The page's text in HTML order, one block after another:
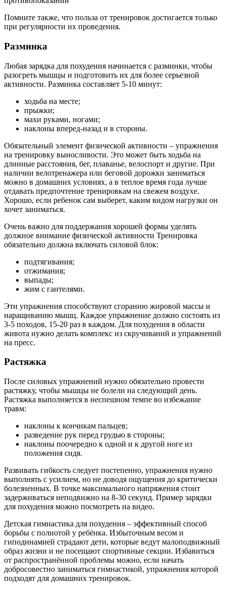
Помните также, что польза от тренировок достигается только
при регулярности их проведения.
Разминка
Любая зарядка для похудения начинается с разминки, чтобы
разогреть мышцы и подготовить их для более серьезной
активности. Разминка составляет 5-10 минут:
ходьба на месте;
прыжки;
махи руками, ногами;
наклоны вперед-назад и в стороны.
Обязательный элемент физической активности – упражнения
на тренировку выносливости. Это может быть ходьба на
длинные расстояния, бег, плаванье, велоспорт и другие. При
наличии велотренажера или беговой дорожки заниматься
можно в домашних условиях, а в теплое время года лучше
отдавать предпочтение тренировкам на свежем воздухе.
Хорошо, если ребенок сам выберет, каким видом нагрузки он
хочет заниматься.
Очень важно для поддержания хорошей формы уделять
должное внимание физической активности Тренировка
обязательно должна включать силовой блок:
подтягивания;
отжимания;
выпады;
жим с гантелями.
Эти упражнения способствуют сгоранию жировой массы и
наращиванию мышц. Каждое упражнение должно состоять из
3-5 походов, 15-20 раз в каждом. Для похудения в области
живота нужно делать комплекс из скручиваний и упражнений
на пресс.
Растяжка
После силовых упражнений нужно обязательно провести
растяжку, чтобы мышцы не болели на следующий день.
Растяжка выполняется в неспешном темпе во избежание
травм:
наклоны к кончикам пальцев;
разведение рук перед грудью в стороны;
наклоны поочередно к одной и к другой ноге из
положения сидя.
Развивать гибкость следует постепенно, упражнения нужно
выполнять с усилием, но не доводя ощущения до критически
болезненных. В точке максимального напряжения стоит
задерживаться неподвижно на 8-30 секунд. Пример зарядки
для похудения можно посмотреть на видео.
Детская гимнастика для похудения – эффективный способ
борьбы с полнотой у ребёнка. Избыточным весом и
гиподинамией страдают дети, которые ведут малоподвижный
образ жизни и не посещают спортивные секции. Избавиться
от распространённой проблемы можно, если начать
добросовестно заниматься гимнастикой, упражнения которой
подходят для домашних тренировок.